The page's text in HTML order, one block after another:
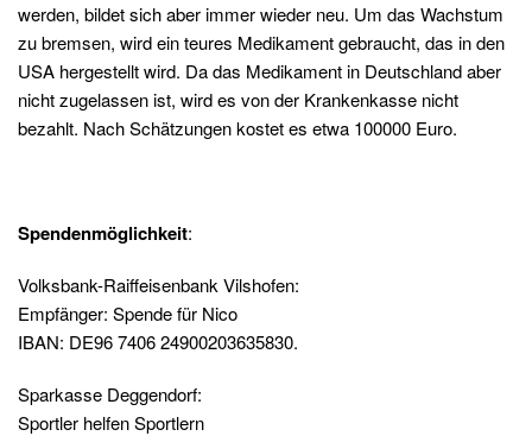
werden, bildet sich aber immer wieder neu. Um das Wachstum
zu bremsen, wird ein teures Medikament gebraucht, das in den
USA hergestellt wird. Da das Medikament in Deutschland aber
nicht zugelassen ist, wird es von der Krankenkasse nicht
bezahlt. Nach Schätzungen kostet es etwa 100000 Euro.
Spendenmöglichkeit:
Volksbank-Raiffeisenbank Vilshofen:
Empfänger: Spende für Nico
IBAN: DE96 7406 24900203635830.
Sparkasse Deggendorf:
Sportler helfen Sportlern